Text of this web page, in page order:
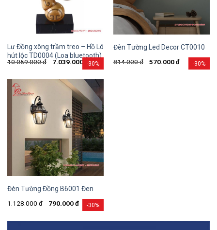
-30%
Lư Đồng xông trầm treo – Hồ Lô
hút lộc TD0004 (Loa bluetooth)
10.059.000đ 7.039.000 đ -30%
Đèn Tường Led Decor CT0010
814.000đ 570.000đ
-30%
Đèn Tường Đồng B6001 Đen
1.128.000đ 790.000đ